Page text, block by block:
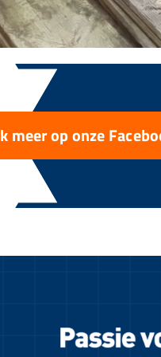
meer op onze